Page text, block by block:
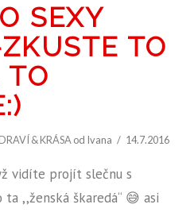
SEXY
TO
TO
& KRÁSA od Ivana 14.7.2016
vidíte projít slečnu s
,,ženská škaredá“ 😅 asi